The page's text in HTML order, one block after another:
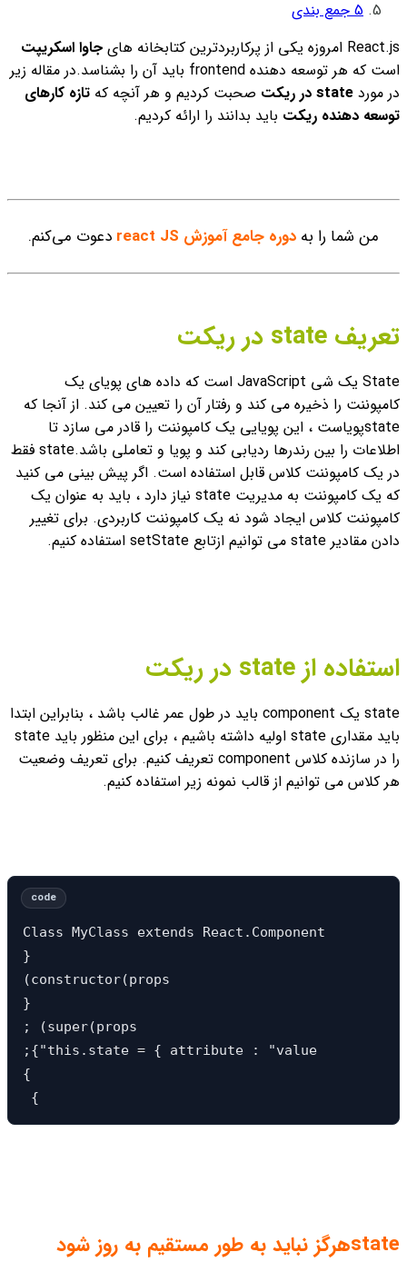
5 جمع بندی
React.js امروزه یکی از پرکاربردترین کتابخانه های
جاوا اسکریپت
است که هر توسعه دهنده frontend باید آن را بشناسد.در مقاله زیر
در مورد state در ریکت صحبت کردیم و هر آنچه که تازه کارهای
توسعه دهنده ریکت باید بدانند را ارائه کردیم.
من شما را به دوره جامع آموزش react JS دعوت می‌کنم.
تعریف state در ریکت
State یک شی JavaScript است که داده های پویای یک
کامپوننت را ذخیره می کند و رفتار آن را تعیین می کند. از آنجا که
stateپویاست ، این پویایی یک کامپوننت را قادر می سازد تا
اطلاعات را بین رندرها ردیابی کند و پویا و تعاملی باشد.
state فقط
در یک کامپوننت کلاس قابل استفاده است. اگر پیش بینی می کنید
که یک کامپوننت به مدیریت state نیاز دارد ، باید به عنوان یک
کامپوننت کلاس ایجاد شود نه یک کامپوننت کاربردی. برای تغییر
دادن مقادیر state می توانیم ازتابع setState استفاده کنیم.
استفاده از state در ریکت
state یک component باید در طول عمر غالب باشد ، بنابراین ابتدا
باید مقداری state اولیه داشته باشیم ، برای این منظور باید state
را در سازنده کلاس component تعریف کنیم. برای تعریف وضعیت
هر کلاس می توانیم از قالب نمونه زیر استفاده کنیم.
Class MyClass extends React.Component
}
(constructor(props
}
; (super(props
;{"this.state = { attribute : "value
{
{
stateهرگز نباید به طور مستقیم به روز شود